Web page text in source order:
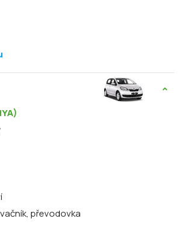
převodovka